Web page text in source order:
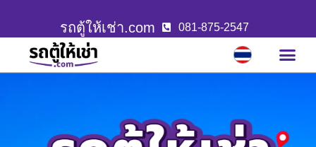
รถตู้ให้เช่า.com 081-875-2547